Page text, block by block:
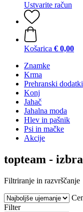
Ustvarite račun
Košarica € 0,00
Znamke
Krma
Prehranski dodatki
Konj
Jahač
Jahalna moda
Hlev in pašnik
Psi in mačke
Akcije
topteam -
Filtriranje in razvrščanje
Filter